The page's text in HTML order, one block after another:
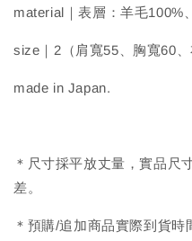
material｜表層：羊毛100%
size｜2（肩寬55、胸寬60、
made in Japan.
＊尺寸採平放丈量，實品尺
差。
＊預購/追加商品實際到貨